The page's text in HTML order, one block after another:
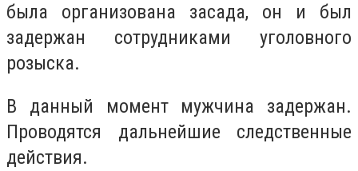
была организована засада, он и был
задержан сотрудниками уголовного
розыска.
В данный момент мужчина задержан.
Проводятся дальнейшие следственные
действия.